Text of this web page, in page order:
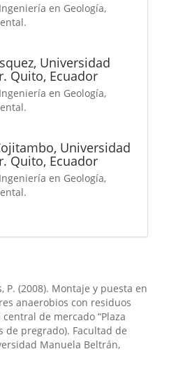
en Geología,
Universidad
Quito, Ecuador
en Geología,
Universidad
Quito, Ecuador
en Geología,
P. (2008). Montaje y puesta en
anaerobios con residuos
de mercado “Plaza
de pregrado). Facultad de
Manuela Beltrán,